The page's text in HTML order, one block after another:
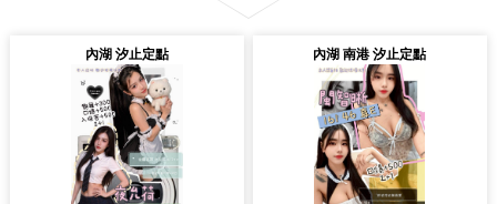
內湖 汐止定點 內湖 南港 汐止定點